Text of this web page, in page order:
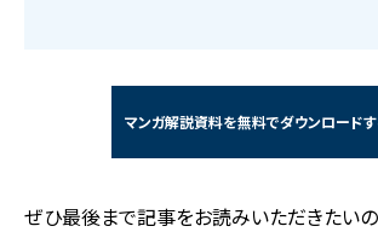
マンガ解説資料を無料でダウンロード
ぜひ最後まで記事をお読みいただきたい